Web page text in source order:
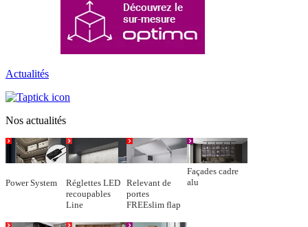
Actualités
Nos actualités
Power System
Réglettes LED
recoupables
Line
Relevant de
portes
FREEslim flap
Façades cadre
alu